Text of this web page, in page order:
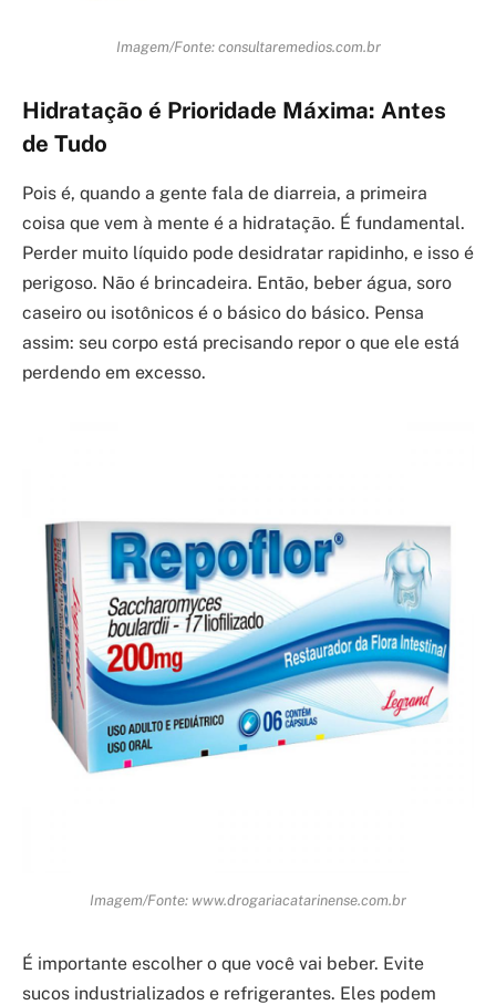
Imagem/Fonte: consultaremedios.com.br
Hidratação é Prioridade Máxima: Antes
de Tudo
Pois é, quando a gente fala de diarreia, a primeira
coisa que vem à mente é a hidratação. É fundamental.
Perder muito líquido pode desidratar rapidinho, e isso é
perigoso. Não é brincadeira. Então, beber água, soro
caseiro ou isotônicos é o básico do básico. Pensa
assim: seu corpo está precisando repor o que ele está
perdendo em excesso.
Imagem/Fonte: www.drogariacatarinense.com.br
É importante escolher o que você vai beber. Evite
sucos industrializados e refrigerantes. Eles podem